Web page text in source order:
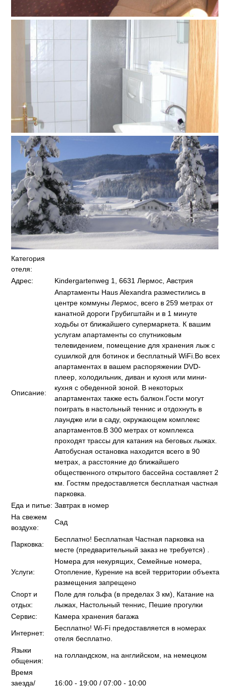
Категория
отеля:
Адрес:
Kindergartenweg 1, 6631 Лермос, Австрия
Описание:
Апартаменты Haus Alexandra разместились в
центре коммуны Лермос, всего в 259 метрах от
канатной дороги Грубигштайн и в 1 минуте
ходьбы от ближайшего супермаркета. К вашим
услугам апартаменты со спутниковым
телевидением, помещение для хранения лыж с
сушилкой для ботинок и бесплатный WiFi.Во всех
апартаментах в вашем распоряжении DVD-
плеер, холодильник, диван и кухня или мини-
кухня с обеденной зоной. В некоторых
апартаментах также есть балкон.Гости могут
поиграть в настольный теннис и отдохнуть в
лаундже или в саду, окружающем комплекс
апартаментов.В 300 метрах от комплекса
проходят трассы для катания на беговых лыжах.
Автобусная остановка находится всего в 90
метрах, а расстояние до ближайшего
общественного открытого бассейна составляет 2
км. Гостям предоставляется бесплатная частная
парковка.
Еда и питье: Завтрак в номер
На свежем
воздухе:
Сад
Парковка:
Бесплатно! Бесплатная Частная парковка на
месте (предварительный заказ не требуется) .
Услуги:
Номера для некурящих, Семейные номера,
Отопление, Курение на всей территории объекта
размещения запрещено
Спорт и
отдых:
Поле для гольфа (в пределах 3 км), Катание на
лыжах, Настольный теннис, Пешие прогулки
Сервис:
Камера хранения багажа
Интернет:
Бесплатно! Wi-Fi предоставляется в номерах
отеля бесплатно.
Языки
общения:
на голландском, на английском, на немецком
Время
заезда/
16:00 - 19:00 / 07:00 - 10:00